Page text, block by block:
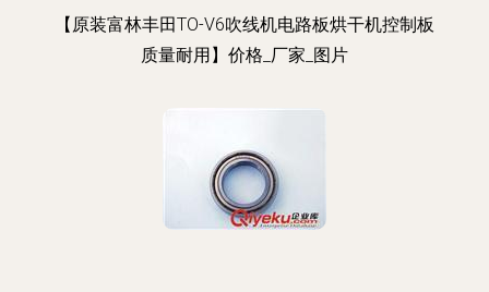
【原装富林丰田TO-V6吹线机电路板烘干机控制板
质量耐用】价格_厂家_图片